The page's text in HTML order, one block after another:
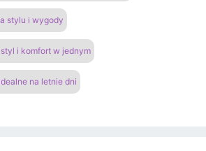
stylu i wygody
i komfort w jednym
na letnie dni